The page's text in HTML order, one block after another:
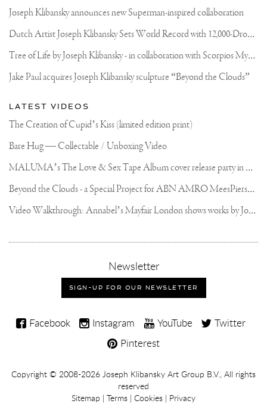
Joseph Klibansky announces new Superman-inspired collaboration
D
utch Artist Joseph Klibansky Sets World Record with 12,000-Drone Sky Sculpture in Shenzhen China
T
ree of Life by Joseph Klibansky - in collaboration with Scorpios Mykonos, Soho House & HOFA Gallery
Jake Paul acquires Joseph Klibansky sculpture “Beyond the Clouds”
LATEST VIDEOS
The Creation of Cupid’s Kiss (limited edition print)
Bare Hug — Collectable / Unboxing Video
M
ALUMA’s The Love & Sex Tape Album cover release party in Mexico City
B
eyond the Clouds - a Special Project for ABN AMRO MeesPierson Private Bank
V
ideo Walkthrough: Annabel’s Mayfair London shows works by Joseph Klibansky
Newsletter,
sign-
up
for
newsletter
SIGN-UP FOR OUR NEWSLETTER
Joseph
Social
Media
Facebook Instagram YouTube
Twitter
Pinterest
Copyright,
Copyright © 2008-2026 Joseph Klibansky Art Group B.V., All rights
reserved
Sitemap | Terms | Cookies | Privacy